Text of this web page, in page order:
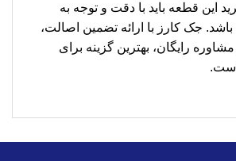
این قطعه باید با دقت و توجه به
جک کارز با ارائه تضمین اصالت،
رایگان، بهترین گزینه برای